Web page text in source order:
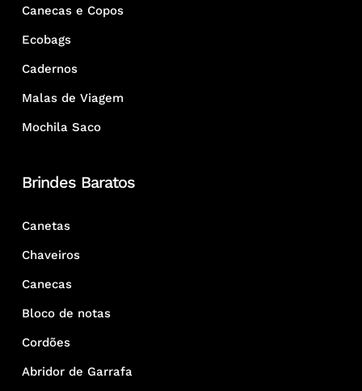
Canecas e Copos
Ecobags
Cadernos
Malas de Viagem
Mochila Saco
Brindes Baratos
Canetas
Chaveiros
Canecas
Bloco de notas
Cordões
Abridor de Garrafa